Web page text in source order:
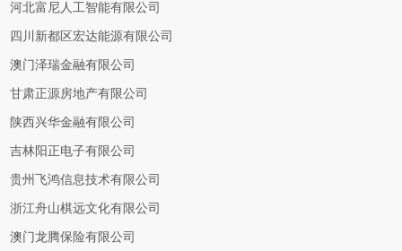
河北富尼人工智能有限公司
四川新都区宏达能源有限公司
澳门泽瑞金融有限公司
甘肃正源房地产有限公司
陕西兴华金融有限公司
吉林阳正电子有限公司
贵州飞鸿信息技术有限公司
浙江舟山棋远文化有限公司
澳门龙腾保险有限公司